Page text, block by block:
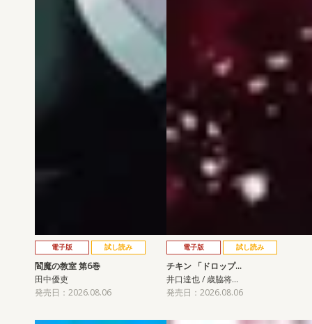
電子版 試し読み
閻魔の教室 第6巻
田中優吏
発売日：2026.08.06
電子版 試し読み
チキン 「ドロップ…
井口達也 / 歳脇将…
発売日：2026.08.06